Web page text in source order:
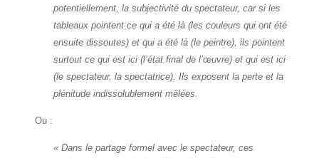
potentiellement, la subjectivité du spectateur, car si les
tableaux pointent ce qui a été là (les couleurs qui ont été
ensuite dissoutes) et qui a été là (le peintre), ils pointent
surtout ce qui est ici (l’état final de l’œuvre) et qui est ici
(le spectateur, la spectatrice). Ils exposent la perte et la
plénitude indissolublement mêlées.
Ou :
« Dans le partage formel avec le spectateur, ces